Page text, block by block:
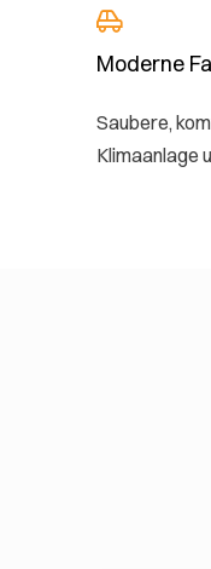
Moderne
Saubere,
Klimaanlage